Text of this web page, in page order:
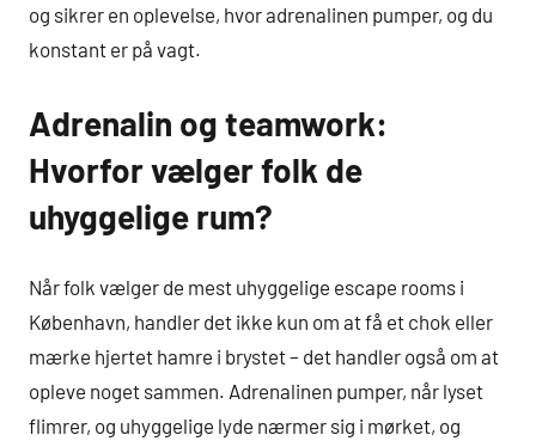
og sikrer en oplevelse, hvor adrenalinen pumper, og du
konstant er på vagt.
Adrenalin og teamwork:
Hvorfor vælger folk de
uhyggelige rum?
Når folk vælger de mest uhyggelige escape rooms i
København, handler det ikke kun om at få et chok eller
mærke hjertet hamre i brystet – det handler også om at
opleve noget sammen. Adrenalinen pumper, når lyset
flimrer, og uhyggelige lyde nærmer sig i mørket, og